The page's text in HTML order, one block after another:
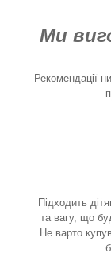
Ми
Рекомендації
Підходить
та вагу, що
Не варто